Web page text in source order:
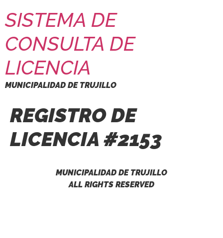
SISTEMA DE
CONSULTA DE
LICENCIA
MUNICIPALIDAD DE TRUJILLO
REGISTRO DE
LICENCIA #2153
MUNICIPALIDAD DE TRUJILLO
ALL RIGHTS RESERVED